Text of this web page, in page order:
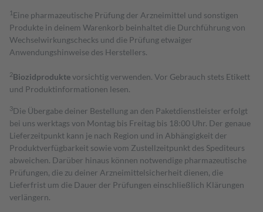
1 Eine pharmazeutische Prüfung der Arzneimittel und sonstigen
Produkte in deinem Warenkorb beinhaltet die Durchführung von
Wechselwirkungschecks und die Prüfung etwaiger
Anwendungshinweise des Herstellers.
2Biozidproduktevorsichtig verwenden. Vor Gebrauch stets Etikett
und Produktinformationen lesen.
3Die Übergabe deiner Bestellung an den Paketdienstleister erfolgt
bei uns werktags von Montag bis Freitag bis 18:00 Uhr. Der genaue
Lieferzeitpunkt kann je nach Region und in Abhängigkeit der
Produktverfügbarkeit sowie vom Zustellzeitpunkt des Spediteurs
abweichen. Darüber hinaus können notwendige pharmazeutische
Prüfungen, die zu deiner Arzneimittelsicherheit dienen, die
Lieferfrist um die Dauer der Prüfungen einschließlich Klärungen
verlängern.